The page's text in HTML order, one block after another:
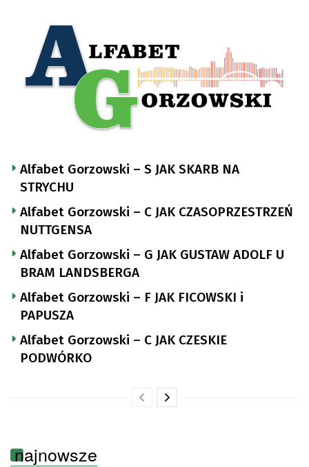
Alfabet Gorzowski – S JAK SKARB NA
STRYCHU
Alfabet Gorzowski – C JAK CZASOPRZESTRZEŃ
NUTTGENSA
Alfabet Gorzowski – G JAK GUSTAW ADOLF U
BRAM LANDSBERGA
Alfabet Gorzowski – F JAK FICOWSKI i
PAPUSZA
Alfabet Gorzowski – C JAK CZESKIE
PODWÓRKO
najnowsze